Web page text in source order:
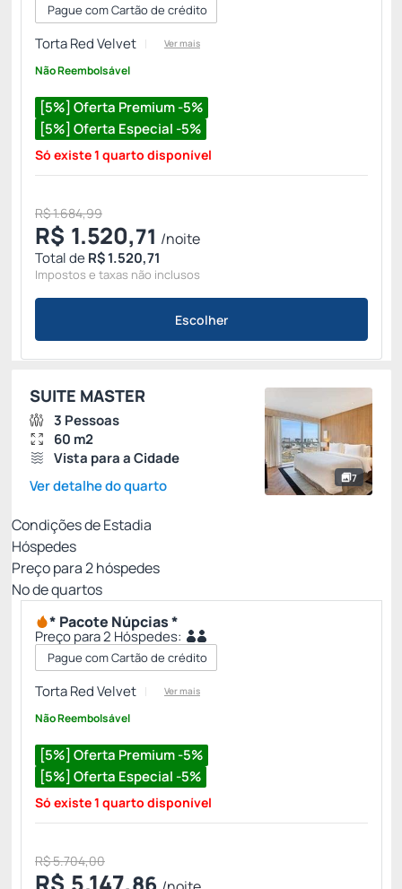
Pague com Cartão de crédito
[5%] Oferta Premium -5%
[5%] Oferta Especial -5%
Torta Red Velvet Ver mais
Não Reembolsável
Só existe 1 quarto disponível
R$ 1.684,99
R$ 1.520,71 /noite
Total deR$ 1.520,71
Impostos e taxas não inclusos
Escolher
7
SUITE MASTER
3 Pessoas
60 m2
Vista para a Cidade
Ver detalhe do quarto
Condições de Estadia
Hóspedes
Preço para2hóspedes
Nº de quartos
* Pacote Núpcias *
Preço para 2 Hóspedes:
Pague com Cartão de crédito
[5%] Oferta Premium -5%
[5%] Oferta Especial -5%
Torta Red Velvet Ver mais
Não Reembolsável
Só existe 1 quarto disponível
R$ 5.704,00